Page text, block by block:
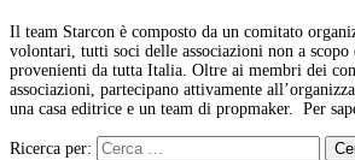
Il team Starcon è composto da un comitato
volontari, tutti soci delle associazioni non a
provenienti da tutta Italia. Oltre ai membri dei
associazioni, partecipano attivamente
una casa editrice e un team di propmaker. Per
Ricerca per: